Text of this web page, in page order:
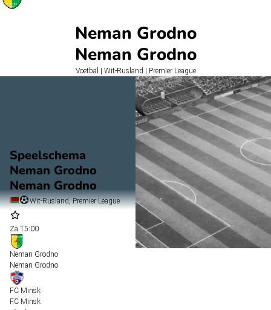
Neman Grodno
Neman Grodno
Voetbal | Wit-Rusland | Premier League
Speelschema
Neman Grodno
Neman Grodno
Wit-Rusland, Premier League
Za 15:00
Neman Grodno
Neman Grodno
FC Minsk
FC Minsk